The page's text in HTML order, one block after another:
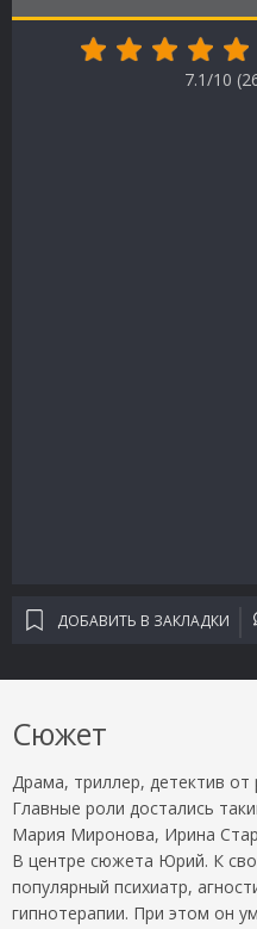
7.1/10 (
ДОБАВИТЬ В ЗАКЛАДКИ
Сюжет
Драма, триллер, детектив
Главные роли достались
Мария Миронова, Ирина
В центре сюжета Юрий. К
популярный психиатр,
гипнотерапии. При этом он